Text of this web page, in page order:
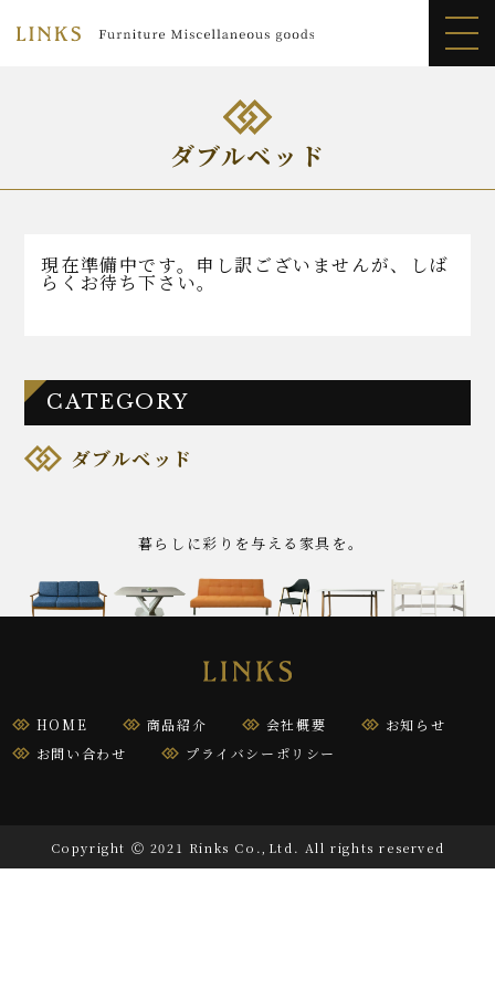
LINKS> 商品紹介> ベッド>ダブルベッド
ダブルベッド
CATEGORY
ダブルベッド
現在準備中です。申し訳ございませんが、しば
らくお待ち下さい。
暮らしに彩りを与える家具を｡
HOME 商品紹介 会社概要
お知らせ
お問い合わせ
プライバシーポリシー
Copyright Ⓒ 2021 Rinks Co.,Ltd. All rights reserved